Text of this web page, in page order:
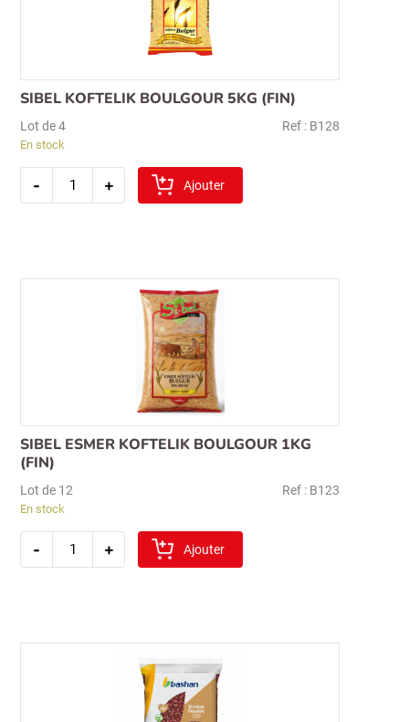
SIBEL KOFTELIK BOULGOUR 5KG (FIN)
Lot de 4 Ref : B128
En stock
-
quantité
+ Ajouter
SIBEL ESMER KOFTELIK BOULGOUR 1KG
(FIN)
Lot de 12 Ref : B123
En stock
-
quantité
+ Ajouter